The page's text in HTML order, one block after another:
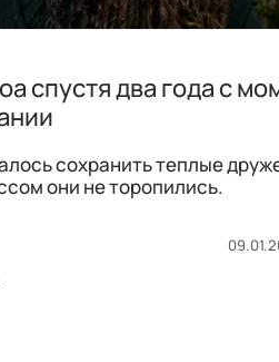
спустя два года с
сохранить теплые
они не торопились.